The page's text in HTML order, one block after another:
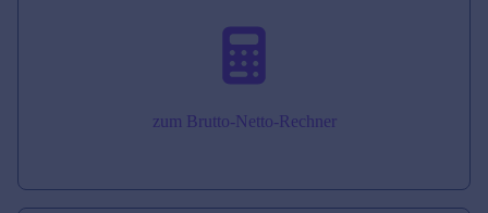
zum Brutto-Netto-Rechner